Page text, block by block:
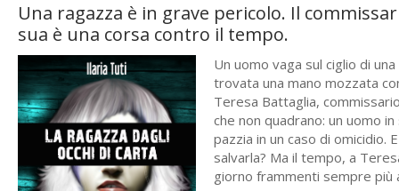
Una ragazza è in grave pericolo. Il
sua è una corsa contro il tempo.
Un uomo vaga sul ciglio di
trovata una mano mozzata
Teresa Battaglia,
che non quadrano: un uomo
pazzia in un caso di omicidio.
salvarla? Ma il tempo, a
giorno frammenti sempre più